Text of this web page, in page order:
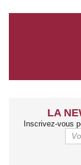
LA
Inscrivez-vous